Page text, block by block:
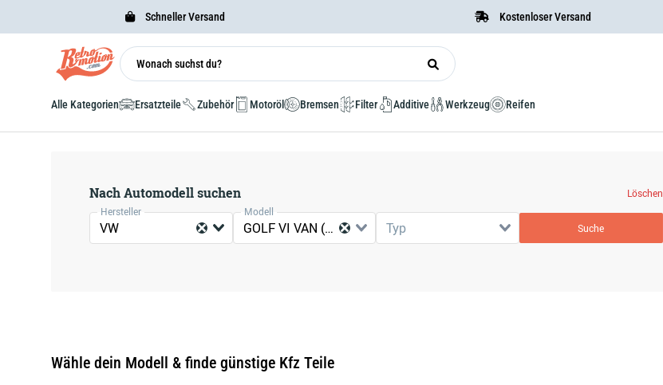
Schneller Versand Kostenloser Versand
Alle Kategorien Ersatzteile Zubehör Motoröl Bremsen Filter Additive Werkzeug Reifen
Nach Automodell suchen
Löschen
Hersteller
VW
Modell
GOLF VI VAN (5K1) Typ Suche
Wähle dein Modell & finde günstige Kfz Teile